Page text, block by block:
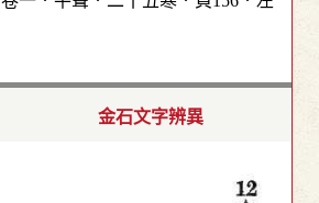
金石文字辨異